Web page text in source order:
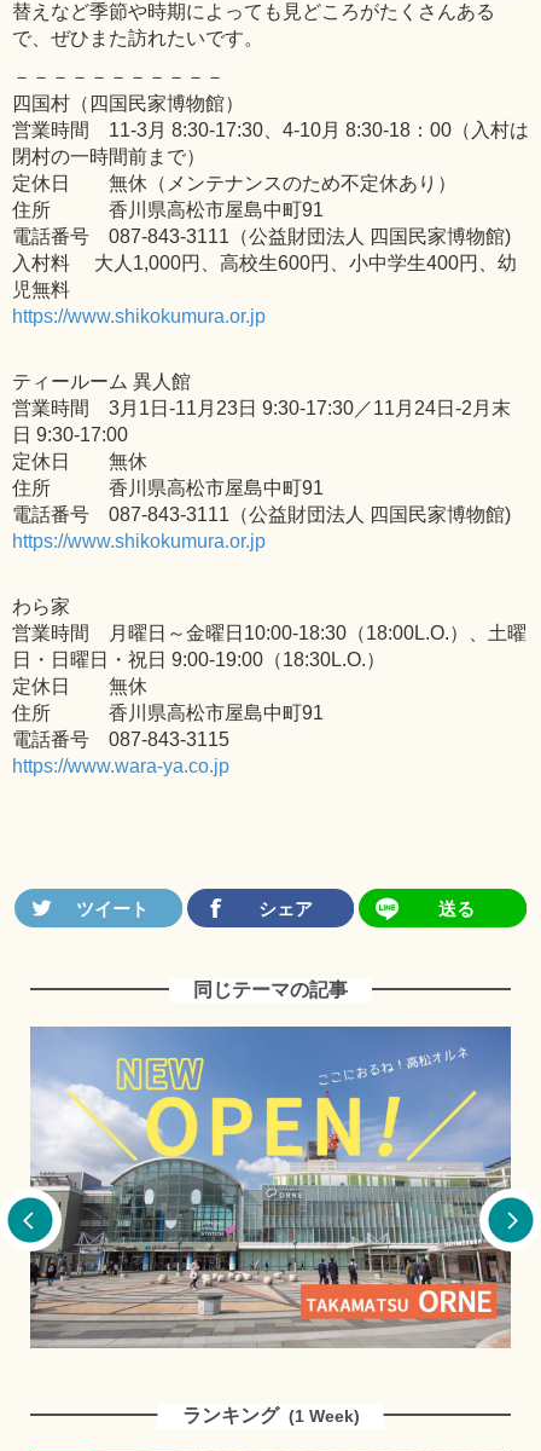
替えなど季節や時期によっても見どころがたくさんある
で、ぜひまた訪れたいです。
－－－－－－－－－－－
四国村（四国民家博物館）
営業時間 11-3月 8:30-17:30、4-10月 8:30-18：00（入村は
閉村の一時間前まで）
定休日 無休（メンテナンスのため不定休あり）
住所 香川県高松市屋島中町91
電話番号 087-843-3111（公益財団法人 四国民家博物館)
入村料 大人1,000円、高校生600円、小中学生400円、幼
児無料
https://www.shikokumura.or.jp
ティールーム 異人館
営業時間 3月1日-11月23日 9:30-17:30／11月24日-2月末
日 9:30-17:00
定休日 無休
住所 香川県高松市屋島中町91
電話番号 087-843-3111（公益財団法人 四国民家博物館)
https://www.shikokumura.or.jp
わら家
営業時間 月曜日～金曜日10:00-18:30（18:00L.O.）、土曜
日・日曜日・祝日 9:00-19:00（18:30L.O.）
定休日 無休
住所 香川県高松市屋島中町91
電話番号 087-843-3115
https://www.wara-ya.co.jp
同じテーマの記事
ランキング (1 Week)